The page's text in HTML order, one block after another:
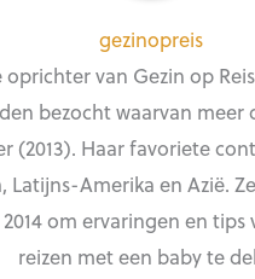
gezinopreis
oprichter van Gezin op
bezocht waarvan meer
(2013). Haar favoriete
Latijns-Amerika en Azië.
om ervaringen en
reizen met een baby te